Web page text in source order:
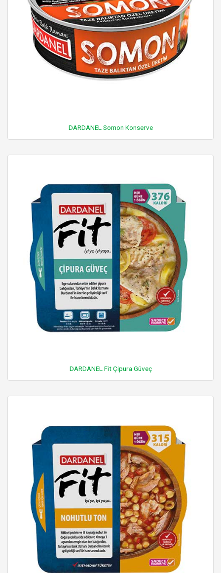
DARDANEL Somon Konserve
DARDANEL Fit Çipura Güveç